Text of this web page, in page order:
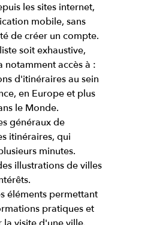
les sites internet,
mobile, sans
de créer un compte.
soit exhaustive,
notamment accès à :
d'itinéraires au sein
en Europe et plus
le Monde.
généraux de
itinéraires, qui
minutes.
illustrations de villes
éléments permettant
pratiques et